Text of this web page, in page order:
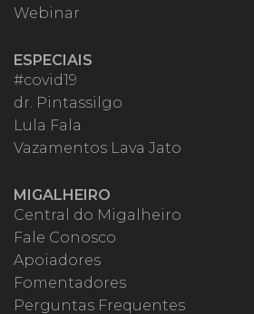
Webinar
ESPECIAIS
#covid19
dr. Pintassilgo
Lula Fala
Vazamentos Lava Jato
MIGALHEIRO
Central do Migalheiro
Fale Conosco
Apoiadores
Fomentadores
Perguntas Frequentes